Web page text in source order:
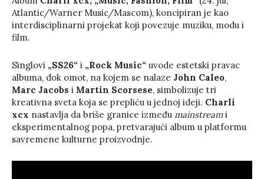
Atlantic/Warner Music/Mascom), koncipiran je kao
interdisciplinarni projekat koji povezuje muziku, modu i
film.
Singlovi „SS26“ i „Rock Music“ uvode estetski pravac
albuma, dok omot, na kojem se nalaze John Caleo,
Marc Jacobs i Martin Scorsese, simbolizuje tri
kreativna sveta koja se prepliću u jednoj ideji. Charli
xcx nastavlja da briše granice između mainstreami
eksperimentalnog popa, pretvarajući album u platformu
savremene kulturne proizvodnje.